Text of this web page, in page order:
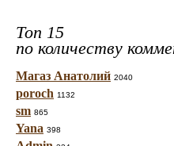
Топ 15
по количеству
Магаз Анатолий 2040
poroch 1132
sm 865
Yana 398